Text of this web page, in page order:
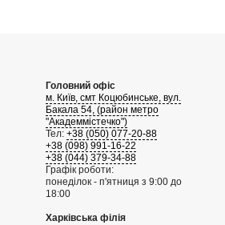
Головний офіс
м. Київ, смт Коцюбинське, вул.
Бакала 54, (район метро
"Академмістечко")
Тел: +38 (050) 077-20-88
+38 (098) 991-16-22
+38 (044) 379-34-88
Графік роботи:
понеділок - п'ятниця з 9:00 до
18:00
Харківська філія